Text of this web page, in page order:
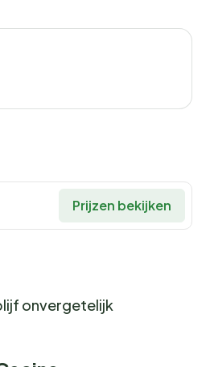
Prijzen bekijken
onvergetelijk